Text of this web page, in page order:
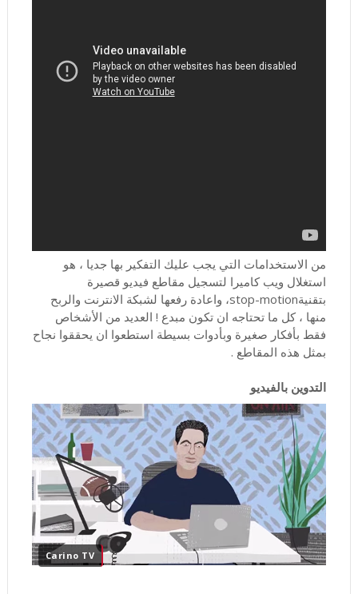
من الاستخدامات التي يجب عليك التفكير بها جديا ، هو
استغلال ويب كاميرا لتسجيل مقاطع فيديو قصيرة
بتقنيةstop-motion، واعادة رفعها لشبكة الانترنت والربح
منها ، كل ما تحتاجه ان تكون مبدع ! العديد من الأشخاص
فقط بأفكار صغيرة وبأدوات بسيطة استطعوا ان يحققوا نجاح
بمثل هذه المقاطع .
التدوين بالفيديو
Carino TV